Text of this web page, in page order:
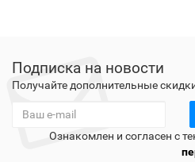
Подписка на новости
Получайте дополнительные
Ознакомлен и согласен с